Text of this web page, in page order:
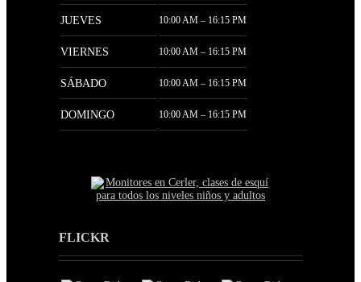
JUEVES 10:00 AM – 16:15 PM
VIERNES 10:00 AM – 16:15 PM
SÁBADO 10:00 AM – 16:15 PM
DOMINGO 10:00 AM – 16:15 PM
FLICKR